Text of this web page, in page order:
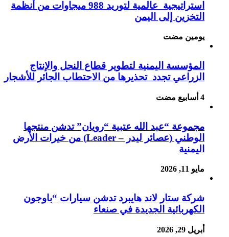
استراتيجية عالمية لتوريد 988 ميجاوات من أنظمة
التخزين إلى اليمن
‏يومين مضت
المؤسسة اليمنية لتطوير قطاع النحل والإنتاج
الزراعي تجدد تحذيرها من الاحتطاب الجائر للأشجار
مجموعة “عبد الله عتبية “رويان” تدشن منتجها
الوطني (عصائر ليدر – Leader) من خيرات الأرض
اليمنية
مايو 11, 2026
شركة ستار لاند هايبرد تدشن سيارات “باوجون
الكهربائية الجديدة في صنعاء
أبريل 29, 2026